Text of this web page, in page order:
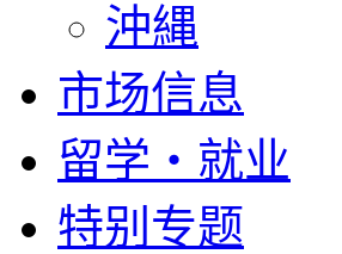
沖縄
市场信息
留学・就业
特别专题